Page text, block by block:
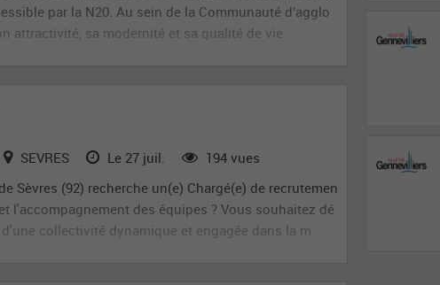
par la N20. Au sein de la Communauté d’agglo
attractivité, sa modernité et sa qualité de vie
SEVRES Le 27 juil.
194 vues
Sèvres (92) recherche un(e) Chargé(e) de recrutemen
l'accompagnement des équipes ? Vous souhaitez dé
collectivité dynamique et engagée dans la m